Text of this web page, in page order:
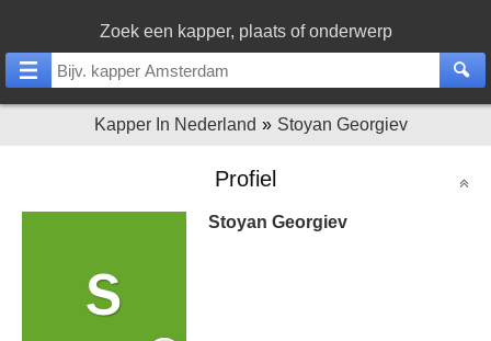
Zoek een kapper, plaats of onderwerp
Kapper In Nederland Stoyan Georgiev
Profiel
Stoyan Georgiev